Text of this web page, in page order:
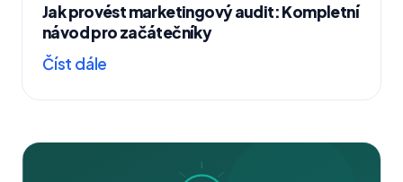
Jak provést marketingový audit: Kompletní
návod pro začátečníky
Číst dále